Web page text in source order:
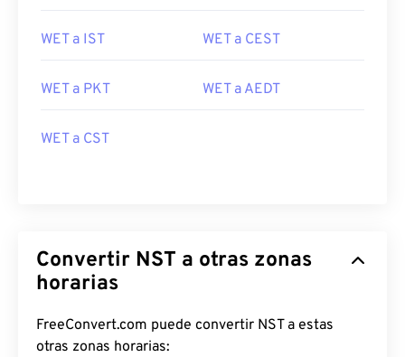
WET a IST WET a CEST
WET a PKT WET a AEDT
WET a CST
Convertir NST a otras zonas
horarias
FreeConvert.com puede convertir NST a estas
otras zonas horarias: